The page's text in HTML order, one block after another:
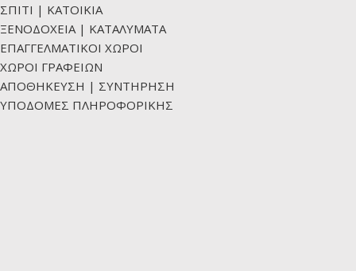
ΣΠΙΤΙ | ΚΑΤΟΙΚΙΑ
ΞΕΝΟΔΟΧΕΙΑ | ΚΑΤΑΛΥΜΑΤΑ
ΕΠΑΓΓΕΛΜΑΤΙΚΟΙ ΧΩΡΟΙ
ΧΩΡΟΙ ΓΡΑΦΕΙΩΝ
ΑΠΟΘΗΚΕΥΣΗ | ΣΥΝΤΗΡΗΣΗ
ΥΠΟΔΟΜΕΣ ΠΛΗΡΟΦΟΡΙΚΗΣ